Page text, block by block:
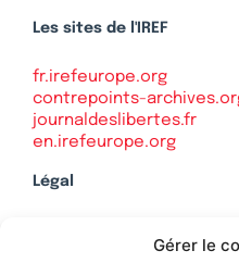
Gérer le
Les sites de l'IREF
fr.irefeurope.org
contrepoints-
journaldeslibertes.fr
en.irefeurope.org
Légal
Politique de